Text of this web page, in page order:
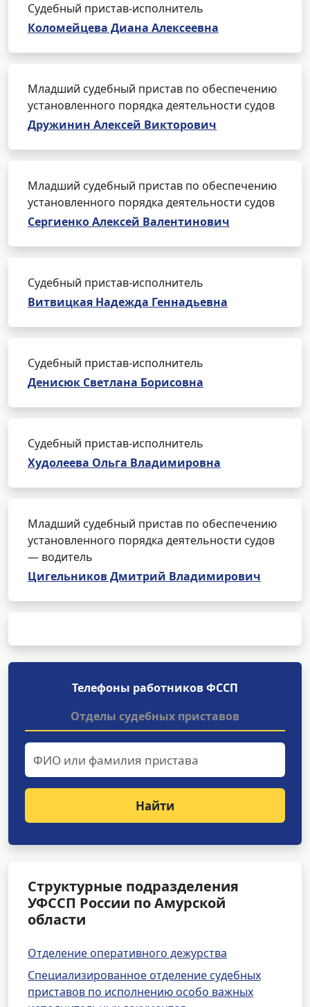
Судебный пристав-исполнитель
Коломейцева Диана Алексеевна
Младший судебный пристав по обеспечению
установленного порядка деятельности судов
Дружинин Алексей Викторович
Младший судебный пристав по обеспечению
установленного порядка деятельности судов
Сергиенко Алексей Валентинович
Судебный пристав-исполнитель
Витвицкая Надежда Геннадьевна
Судебный пристав-исполнитель
Денисюк Светлана Борисовна
Судебный пристав-исполнитель
Худолеева Ольга Владимировна
Младший судебный пристав по обеспечению
установленного порядка деятельности судов
— водитель
Цигельников Дмитрий Владимирович
Телефоны работников ФССП
Отделы судебных приставов
Найти
Структурные подразделения
УФССП России по Амурской
области
Отделение оперативного дежурства
Специализированное отделение судебных
приставов по исполнению особо важных